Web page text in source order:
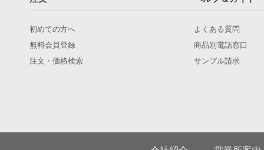
初めての方へ
無料会員登録
注文・価格検索
よくある質問
商品別電話窓口
サンプル請求